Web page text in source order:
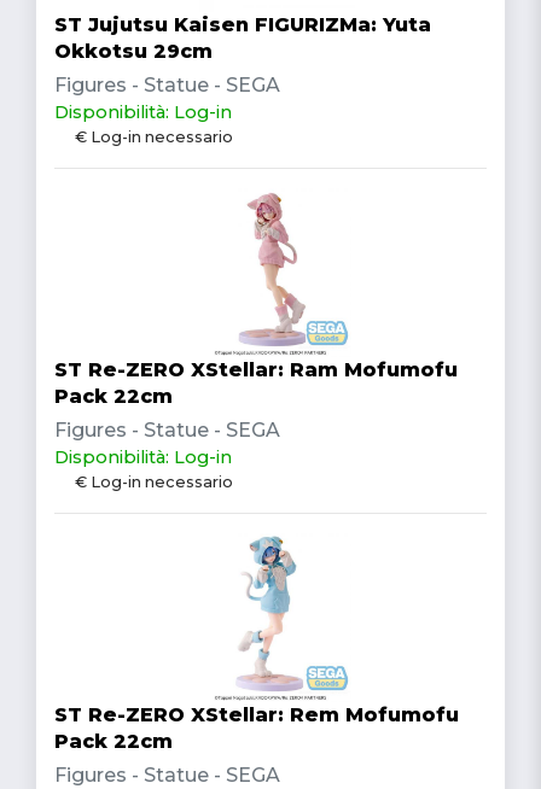
ST Jujutsu Kaisen FIGURIZMa: Yuta
Okkotsu 29cm
Figures - Statue - SEGA
Disponibilità: Log-in
€ Log-in necessario
ST Re-ZERO XStellar: Ram Mofumofu
Pack 22cm
Figures - Statue - SEGA
Disponibilità: Log-in
€ Log-in necessario
ST Re-ZERO XStellar: Rem Mofumofu
Pack 22cm
Figures - Statue - SEGA